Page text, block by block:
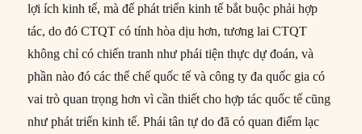
lợi ích kinh tế, mà để phát triển kinh tế bắt buộc phải hợp
tác, do đó CTQT có tính hòa dịu hơn, tương lai CTQT
không chỉ có chiến tranh như phái tiện thực dự đoán, và
phần nào đó các thể chế quốc tế và công ty đa quốc gia có
vai trò quan trọng hơn vì cần thiết cho hợp tác quốc tế cũng
như phát triển kinh tế. Phái tân tự do đã có quan điểm lạc